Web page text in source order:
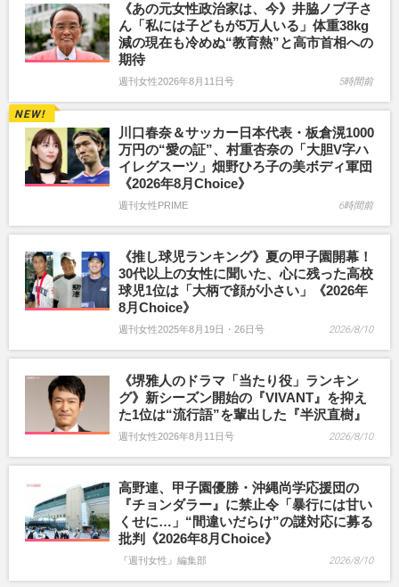
《あの元女性政治家は、今》井脇ノブ子さ
ん「私には子どもが5万人いる」体重38kg
減の現在も冷めぬ“教育熱”と高市首相への
期待
週刊女性2026年8月11日号 5時間前
川口春奈＆サッカー日本代表・板倉滉1000
万円の“愛の証”、村重杏奈の「大胆V字ハ
イレグスーツ」畑野ひろ子の美ボディ軍団
《2026年8月Choice》
週刊女性PRIME 6時間前
《推し球児ランキング》夏の甲子園開幕！
30代以上の女性に聞いた、心に残った高校
球児1位は「大柄で顔が小さい」《2026年
8月Choice》
週刊女性2025年8月19日・26日号 2026/8/10
《堺雅人のドラマ「当たり役」ランキン
グ》新シーズン開始の『VIVANT』を抑え
た1位は“流行語”を輩出した『半沢直樹』
週刊女性2026年8月11日号 2026/8/10
高野連、甲子園優勝・沖縄尚学応援団の
『チョンダラー』に禁止令「暴行には甘い
くせに…」“間違いだらけ”の謎対応に募る
批判《2026年8月Choice》
『週刊女性』編集部 2026/8/10